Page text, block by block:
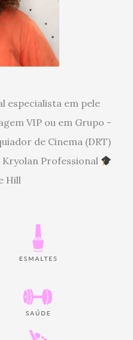
especialista em pele
VIP ou em Grupo -
de Cinema (DRT)
Kryolan Professional
Hill